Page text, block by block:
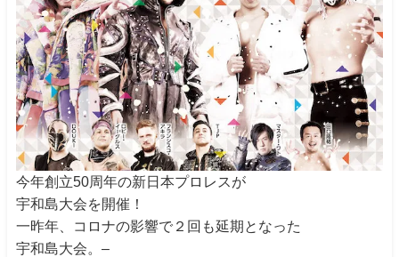
今年創立50周年の新日本プロレスが
宇和島大会を開催！
一昨年、コロナの影響で２回も延期となった
宇和島大会。–